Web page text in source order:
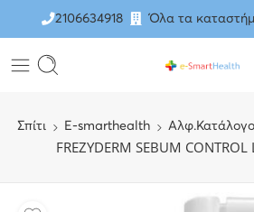
2106634918 Όλα τα
Σπίτι E-smarthealth
FREZYDERM SEBUM